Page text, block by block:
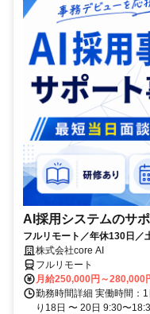
AI採用システムのサ
フルリモート／年休130日／
株式会社core AI
フルリモート
月給250,000円～280,000
勤務時間詳細 実働時間：
り18日 〜 20日 9:30〜